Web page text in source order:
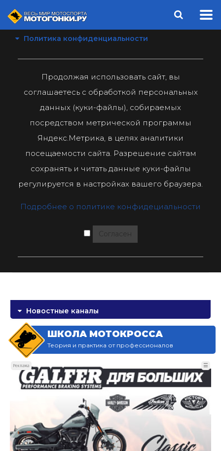
Политика конфиденциальности
Продолжая использовать сайт, вы
соглашаетесь с обработкой персональных
данных (куки-файлы), собираемых
посредством метрической программы
Яндекс.Метрика, в целях аналитики
посещаемости сайта. Разрешение сайтам
сохранять и читать данные куки-файлы
регулируется в настройках вашего браузера.
Подробнее о политике конфидециальности
Согласен
Новостные каналы
ШКОЛА МОТОКРОССА
Теория и практика от профессионалов
Реклама ☰